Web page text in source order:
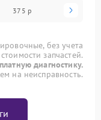
375 р
без учета
стоимости запчастей.
диагностику.
на неисправность.